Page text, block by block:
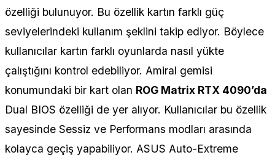
özelliği bulunuyor. Bu özellik kartın farklı güç
seviyelerindeki kullanım şeklini takip ediyor. Böylece
kullanıcılar kartın farklı oyunlarda nasıl yükte
çalıştığını kontrol edebiliyor. Amiral gemisi
konumundaki bir kart olan ROG Matrix RTX 4090’da
Dual BIOS özelliği de yer alıyor. Kullanıcılar bu özellik
sayesinde Sessiz ve Performans modları arasında
kolayca geçiş yapabiliyor. ASUS Auto-Extreme